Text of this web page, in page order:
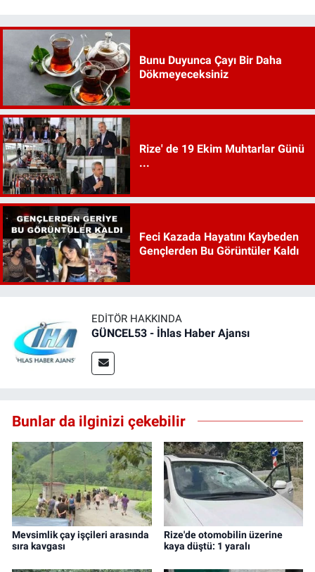
Bunu Duyunca Çayı Bir Daha
Dökmeyeceksiniz
Rize' de 19 Ekim Muhtarlar Günü
...
Feci Kazada Hayatını Kaybeden
Gençlerden Bu Görüntüler Kaldı
EDITÖR HAKKINDA
GÜNCEL53 - İhlas Haber Ajansı
Bunlar da ilginizi çekebilir
Mevsimlik çay işçileri arasında
sıra kavgası
Rize'de otomobilin üzerine
kaya düştü: 1 yaralı